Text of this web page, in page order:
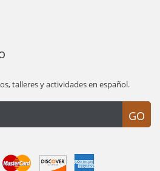
talleres y actividades en español.
GO